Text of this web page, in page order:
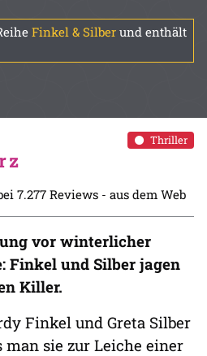
Finkel & Silber und enthält
Thriller
7.277 Reviews - aus dem Web
vor winterlicher
Finkel und Silber jagen
Killer.
Finkel und Greta Silber
man sie zur Leiche einer